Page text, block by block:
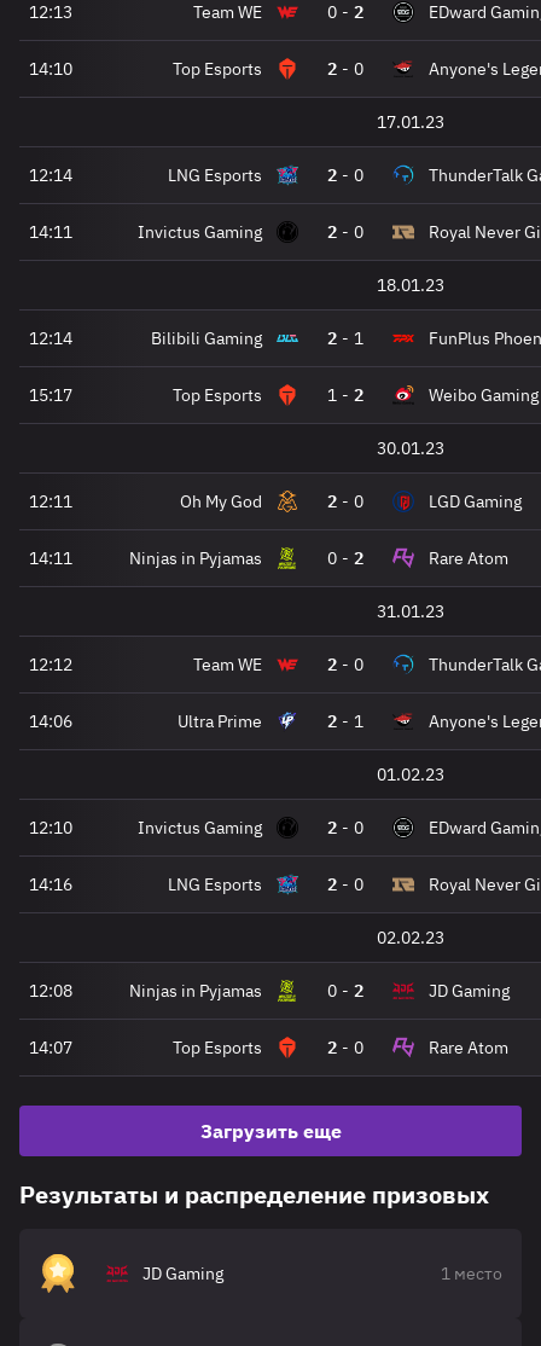
12:13 Team WE 0 - 2 EDward
14:10 Top Esports 2 - 0 Anyone's
17.01.23
12:14 LNG Esports 2 - 0 ThunderTalk
14:11 Invictus Gaming 2 - 0 Royal Never
18.01.23
12:14 Bilibili Gaming 2 - 1 FunPlus
15:17 Top Esports 1 - 2 Weibo Gaming
30.01.23
12:11 Oh My God 2 - 0 LGD Gaming
14:11 Ninjas in Pyjamas 0 - 2 Rare Atom
31.01.23
12:12 Team WE 2 - 0 ThunderTalk
14:06 Ultra Prime 2 - 1 Anyone's
01.02.23
12:10 Invictus Gaming 2 - 0 EDward
14:16 LNG Esports 2 - 0 Royal Never
02.02.23
12:08 Ninjas in Pyjamas 0 - 2 JD Gaming
14:07 Top Esports 2 - 0 Rare Atom
Загрузить еще
Результаты и распределение призовых
JD Gaming 1 место